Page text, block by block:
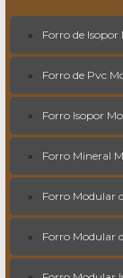
Forro de
Forro de Pvc
Forro Isopor
Forro Mineral
Forro Modular
Forro Modular